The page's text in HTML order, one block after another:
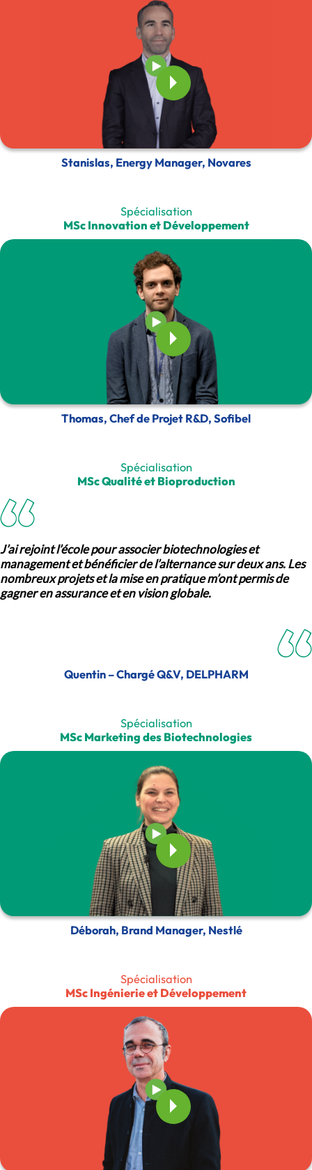
Stanislas, Energy Manager, Novares
Spécialisation
MSc Innovation et Développement
Thomas, Chef de Projet R&D, Sofibel
Spécialisation
MSc Qualité et Bioproduction
J’ai rejoint l’école pour associer biotechnologies et
management et bénéficier de l’alternance sur deux ans. Les
nombreux projets et la mise en pratique m’ont permis de
gagner en assurance et en vision globale.
Quentin – Chargé Q&V, DELPHARM
Spécialisation
MSc Marketing des Biotechnologies
Déborah, Brand Manager, Nestlé
Spécialisation
MSc Ingénierie et Développement